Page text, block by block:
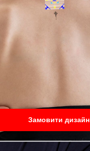
Замовити дизайн